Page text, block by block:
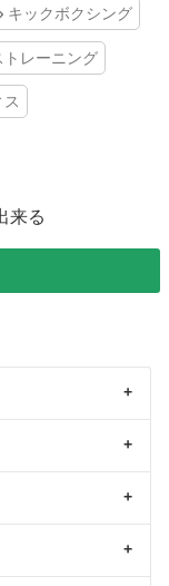
キックボクシング
トレーニング
ス
来る